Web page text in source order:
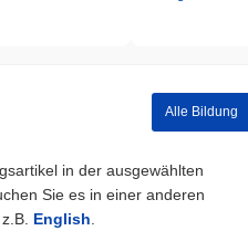
Alle Bildung
in der ausgewählten
Sie es in einer anderen
English